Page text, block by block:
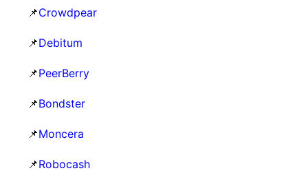
📌Crowdpear
📌Debitum
📌PeerBerry
📌Bondster
📌Moncera
📌Robocash